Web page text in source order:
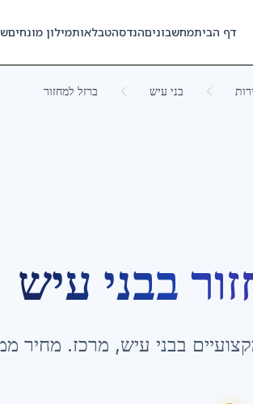
דף הביתמחשבוניםהנדסהטבלאותמילון מונחים
בני עיש ברזל למחזור
בבני עיש
בבני עיש, מרכז. מחיר